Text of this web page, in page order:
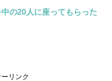
の20人に座ってもらった
リンク